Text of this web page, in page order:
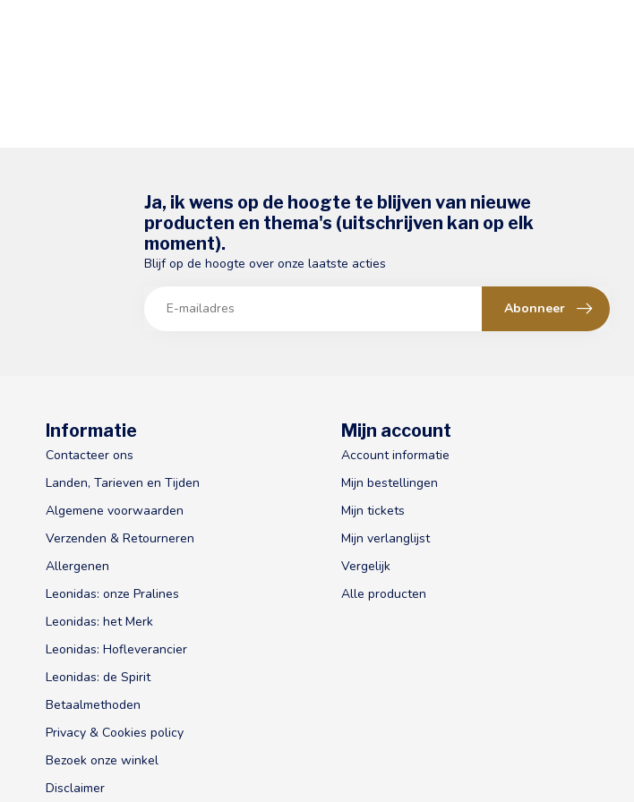
Ja, ik wens op de hoogte te blijven van nieuwe
producten en thema's (uitschrijven kan op elk
moment).
Blijf op de hoogte over onze laatste acties
Abonneer
Informatie
Contacteer ons
Landen, Tarieven en Tijden
Algemene voorwaarden
Verzenden & Retourneren
Allergenen
Leonidas: onze Pralines
Leonidas: het Merk
Leonidas: Hofleverancier
Leonidas: de Spirit
Betaalmethoden
Privacy & Cookies policy
Bezoek onze winkel
Disclaimer
Mijn account
Account informatie
Mijn bestellingen
Mijn tickets
Mijn verlanglijst
Vergelijk
Alle producten